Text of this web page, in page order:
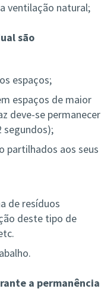
ventilação natural;
são
espaços;
espaços de maior
deve-se permanecer
partilhados aos seus
de resíduos
deste tipo de
a permanência